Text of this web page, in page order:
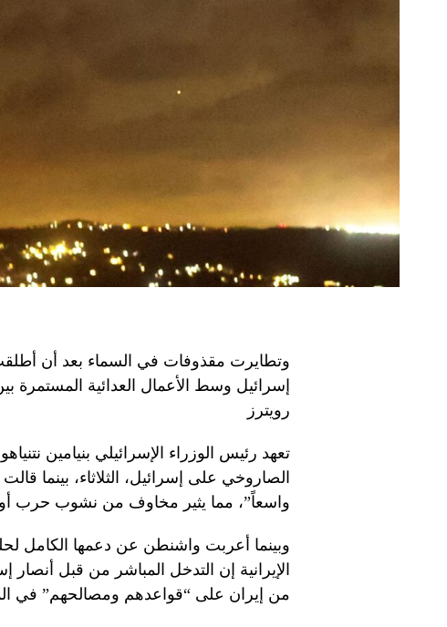
وتطايرت مقذوفات في السماء بعد أن أطلقت
إسرائيل وسط الأعمال العدائية المستمرة
رويترز
تعهد رئيس الوزراء الإسرائيلي بنيامين
الصاروخي على إسرائيل، الثلاثاء، بينما
واسعاً”، مما يثير مخاوف من نشوب حرب
وبينما أعربت واشنطن عن دعمها الكامل
الإيرانية إن التدخل المباشر من قبل
من إيران على “قواعدهم ومصالحهم” في